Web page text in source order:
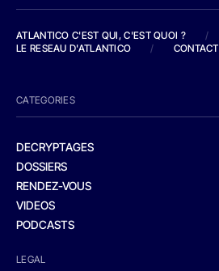
ATLANTICO C'EST QUI, C'EST QUOI ?
/
LE RESEAU D'ATLANTICO
/ CONTACT
CATEGORIES
DECRYPTAGES
DOSSIERS
RENDEZ-VOUS
VIDEOS
PODCASTS
LEGAL